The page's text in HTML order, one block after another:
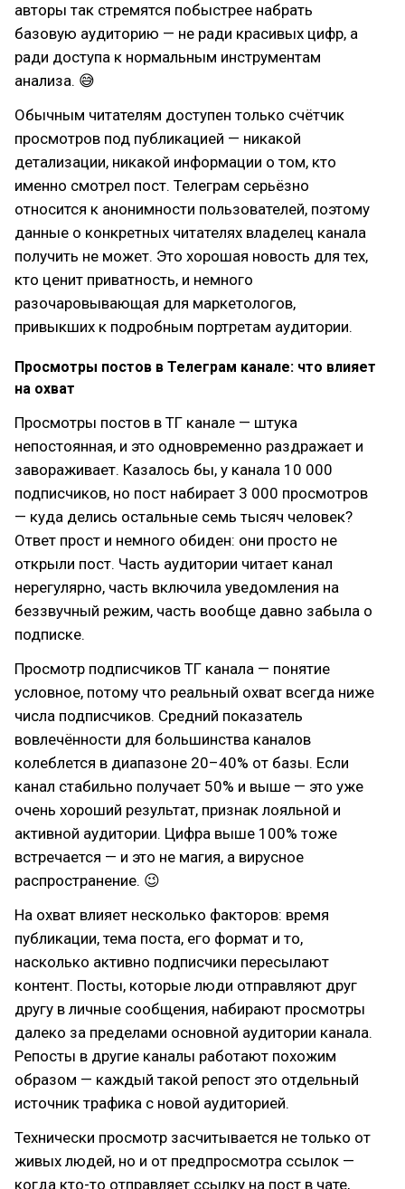
авторы так стремятся побыстрее набрать
базовую аудиторию — не ради красивых цифр, а
ради доступа к нормальным инструментам
анализа. 😅
Обычным читателям доступен только счётчик
просмотров под публикацией — никакой
детализации, никакой информации о том, кто
именно смотрел пост. Телеграм серьёзно
относится к анонимности пользователей, поэтому
данные о конкретных читателях владелец канала
получить не может. Это хорошая новость для тех,
кто ценит приватность, и немного
разочаровывающая для маркетологов,
привыкших к подробным портретам аудитории.
Просмотры постов в Телеграм канале: что влияет
на охват
Просмотры постов в ТГ канале — штука
непостоянная, и это одновременно раздражает и
завораживает. Казалось бы, у канала 10 000
подписчиков, но пост набирает 3 000 просмотров
— куда делись остальные семь тысяч человек?
Ответ прост и немного обиден: они просто не
открыли пост. Часть аудитории читает канал
нерегулярно, часть включила уведомления на
беззвучный режим, часть вообще давно забыла о
подписке.
Просмотр подписчиков ТГ канала — понятие
условное, потому что реальный охват всегда ниже
числа подписчиков. Средний показатель
вовлечённости для большинства каналов
колеблется в диапазоне 20–40% от базы. Если
канал стабильно получает 50% и выше — это уже
очень хороший результат, признак лояльной и
активной аудитории. Цифра выше 100% тоже
встречается — и это не магия, а вирусное
распространение. 😉
На охват влияет несколько факторов: время
публикации, тема поста, его формат и то,
насколько активно подписчики пересылают
контент. Посты, которые люди отправляют друг
другу в личные сообщения, набирают просмотры
далеко за пределами основной аудитории канала.
Репосты в другие каналы работают похожим
образом — каждый такой репост это отдельный
источник трафика с новой аудиторией.
Технически просмотр засчитывается не только от
живых людей, но и от предпросмотра ссылок —
когда кто-то отправляет ссылку на пост в чате,